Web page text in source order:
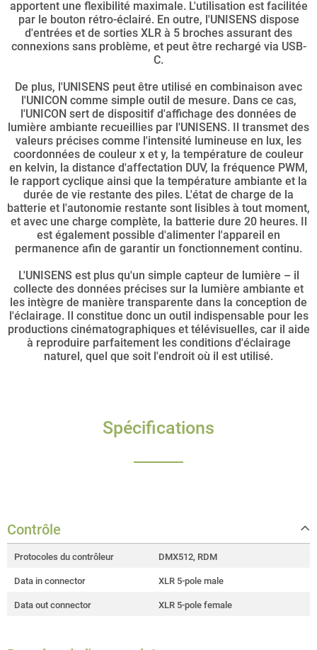
apportent une flexibilité maximale. L'utilisation est facilitée
par le bouton rétro-éclairé. En outre, l'UNISENS dispose
d'entrées et de sorties XLR à 5 broches assurant des
connexions sans problème, et peut être rechargé via USB-
C.
De plus, l'UNISENS peut être utilisé en combinaison avec
l'UNICON comme simple outil de mesure. Dans ce cas,
l'UNICON sert de dispositif d'affichage des données de
lumière ambiante recueillies par l'UNISENS. Il transmet des
valeurs précises comme l'intensité lumineuse en lux, les
coordonnées de couleur x et y, la température de couleur
en kelvin, la distance d'affectation DUV, la fréquence PWM,
le rapport cyclique ainsi que la température ambiante et la
durée de vie restante des piles. L'état de charge de la
batterie et l'autonomie restante sont lisibles à tout moment,
et avec une charge complète, la batterie dure 20 heures. Il
est également possible d'alimenter l'appareil en
permanence afin de garantir un fonctionnement continu.
L'UNISENS est plus qu'un simple capteur de lumière – il
collecte des données précises sur la lumière ambiante et
les intègre de manière transparente dans la conception de
l'éclairage. Il constitue donc un outil indispensable pour les
productions cinématographiques et télévisuelles, car il aide
à reproduire parfaitement les conditions d'éclairage
naturel, quel que soit l'endroit où il est utilisé.
Spécifications
Contrôle
Protocoles du contrôleur DMX512, RDM
Data in connector XLR 5-pole male
Data out connector XLR 5-pole female